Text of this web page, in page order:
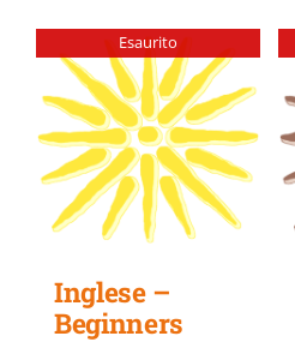
Esaurito
Inglese –
Beginners